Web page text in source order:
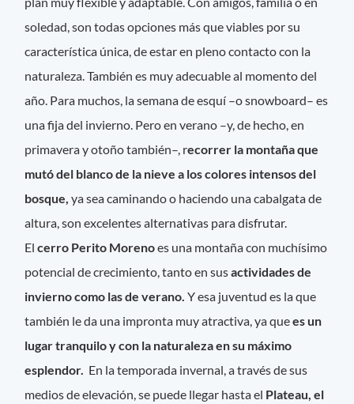
soledad, son todas opciones más que viables por su
característica única, de estar en pleno contacto con la
naturaleza. También es muy adecuable al momento del
año. Para muchos, la semana de esquí –o snowboard– es
una fija del invierno. Pero en verano –y, de hecho, en
primavera y otoño también–, recorrer la montaña que
mutó del blanco de la nieve a los colores intensos del
bosque, ya sea caminando o haciendo una cabalgata de
altura, son excelentes alternativas para disfrutar.
Elcerro Perito Morenoes una montaña con muchísimo
potencial de crecimiento, tanto en susactividades de
invierno como las de verano. Y esa juventud es la que
también le da una impronta muy atractiva, ya quees un
lugar tranquilo y con la naturaleza en su máximo
esplendor. En la temporada invernal, a través de sus
medios de elevación, se puede llegar hasta el Plateau, el